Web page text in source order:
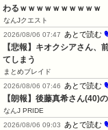
わるｗｗｗｗｗｗｗｗｗｗ
なんJクエスト
2026/08/06 07:47
あとで読む
【悲報】キオクシアさん、
てしまう
まとめブレイド
2026/08/06 07:46
あとで読む
【朗報】後藤真希さん(40)
なんJ PRIDE
2026/08/06 09:03
あとで読む